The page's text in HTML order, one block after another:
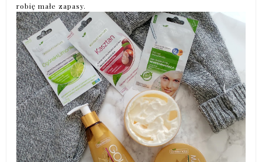
robię małe zapasy.